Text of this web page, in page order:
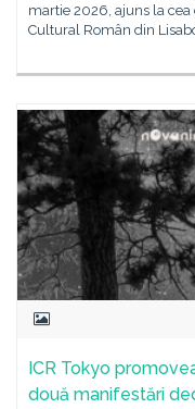
martie 2026, ajuns la
Cultural Român din
ICR Tokyo
două manifestări